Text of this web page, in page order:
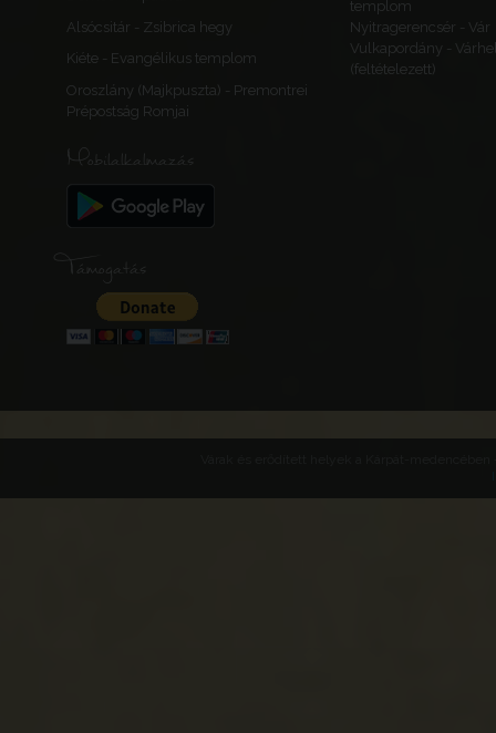
templom
Alsócsitár - Zsibrica hegy
Nyitragerencsér - Vár
Kiéte - Evangélikus templom
Vulkapordány -
(feltételezett)
Oroszlány (Majkpuszta) - Premontrei
Prépostság Romjai
Mobilalkalmazás
Támogatás